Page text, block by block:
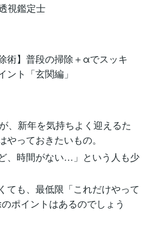
視鑑定士
術】普段の掃除＋αでスッキ
ト「玄関編」
、新年を気持ちよく迎えるた
っておきたいもの。
、時間がない…」という人も少
ても、最低限「これだけやって
ポイントはあるのでしょう